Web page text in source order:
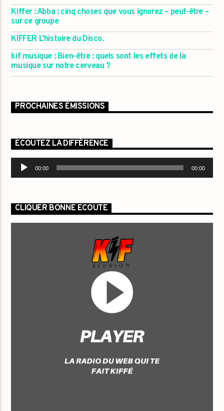
Kiffer : Abba : cinq choses que vous ignorez – peut-être –
sur ce groupe
KIFFER L’histoire du Disco.
kif musique : Bien-être : quels sont les effets de la
musique sur notre cerveau ?
PROCHAINES ÉMISSIONS
ECOUTEZ LA DIFFÉRENCE
Lecteur
00:00 00:00
CLIQUER BONNE ECOUTE